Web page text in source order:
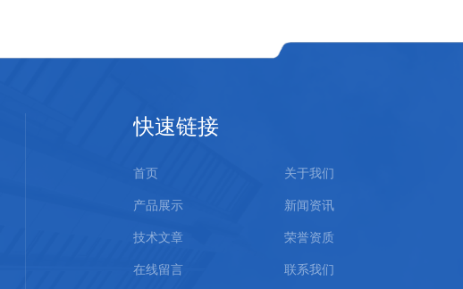
快速链接
首页 关于我们
产品展示 新闻资讯
技术文章 荣誉资质
在线留言 联系我们